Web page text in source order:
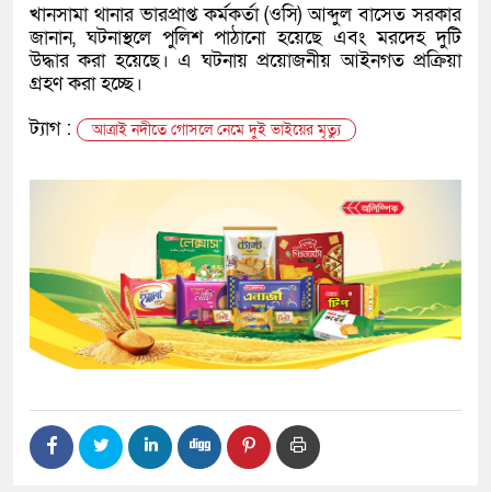
খানসামা থানার ভারপ্রাপ্ত কর্মকর্তা (ওসি) আব্দুল বাসেত সরকার
জানান, ঘটনাস্থলে পুলিশ পাঠানো হয়েছে এবং মরদেহ দুটি
উদ্ধার করা হয়েছে। এ ঘটনায় প্রয়োজনীয় আইনগত প্রক্রিয়া
গ্রহণ করা হচ্ছে।
ট্যাগ :
আত্রাই নদীতে গোসলে নেমে দুই ভাইয়ের মৃত্যু